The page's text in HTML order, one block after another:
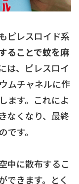
ピレスロイド系
ることで蚊を麻
は、ピレスロイ
ムチャネルに作
ます。これによ
なくなり、最終
す。
中に散布するこ
できます。とく